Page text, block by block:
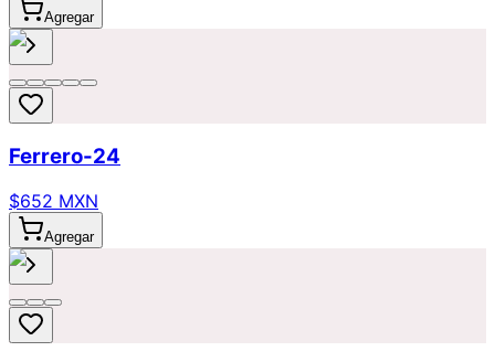
Agregar
Ferrero-24
$652 MXN
Agregar